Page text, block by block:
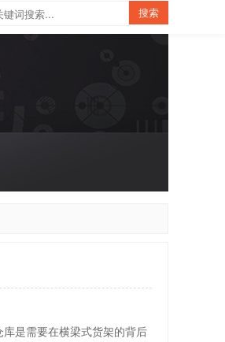
是需要在横梁式货架的背后